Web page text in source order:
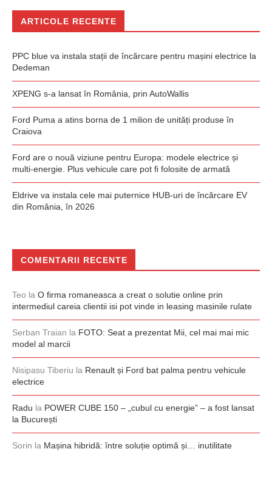
ARTICOLE RECENTE
PPC blue va instala stații de încărcare pentru mașini electrice la
Dedeman
XPENG s-a lansat în România, prin AutoWallis
Ford Puma a atins borna de 1 milion de unități produse în
Craiova
Ford are o nouă viziune pentru Europa: modele electrice și
multi-energie. Plus vehicule care pot fi folosite de armată
Eldrive va instala cele mai puternice HUB-uri de încărcare EV
din România, în 2026
COMENTARII RECENTE
Teo la O firma romaneasca a creat o solutie online prin
intermediul careia clientii isi pot vinde in leasing masinile rulate
Serban Traian la FOTO: Seat a prezentat Mii, cel mai mai mic
model al marcii
Nisipasu Tiberiu la Renault și Ford bat palma pentru vehicule
electrice
Radu la POWER CUBE 150 – „cubul cu energie” – a fost lansat
la București
Sorin la Mașina hibridă: între soluție optimă și… inutilitate